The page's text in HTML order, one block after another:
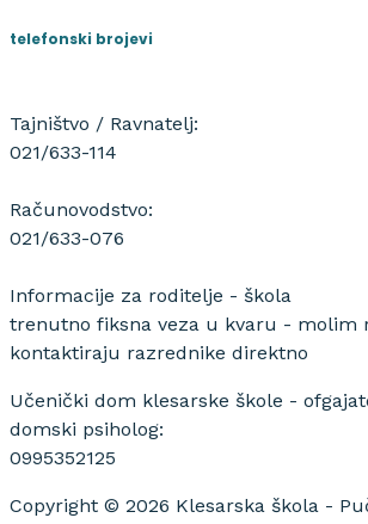
telefonski brojevi
Tajništvo / Ravnatelj:
021/633-114
Računovodstvo:
021/633-076
Informacije za roditelje - škola
trenutno fiksna veza u kvaru - molim
kontaktiraju razrednike direktno
Učenički dom klesarske škole -
domski psiholog:
0995352125
Copyright © 2026 Klesarska škola -